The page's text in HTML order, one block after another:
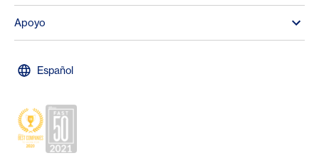
Apoyo
Español